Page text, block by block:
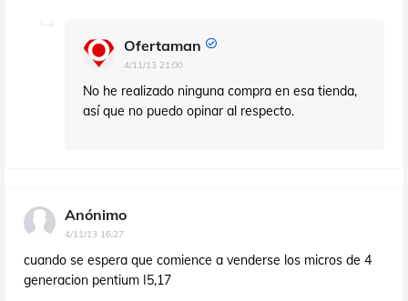
Ofertaman
4/11/13 21:00
No he realizado ninguna compra en esa tienda,
así que no puedo opinar al respecto.
Anónimo
4/11/13 16:27
cuando se espera que comience a venderse los micros de 4
generacion pentium I5,17